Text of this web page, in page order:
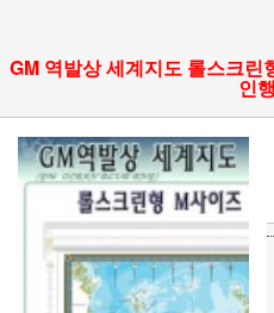
GM 역발상 세계지도 롤스크
인